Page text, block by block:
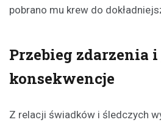
pobrano mu krew do
Przebieg zdarzenia i
konsekwencje
Z relacji świadków i śledczych